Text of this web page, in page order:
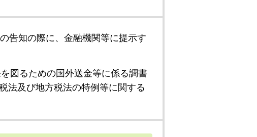
告知の際に、金融機関等に提示す
図るための国外送金等に係る調書
法及び地方税法の特例等に関する